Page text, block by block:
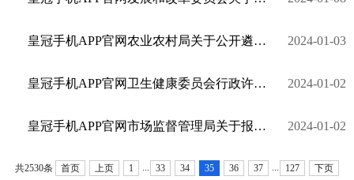
皇冠手机APP官网农业农村局关于公开遴选农业保险招标代理服务机构的公告 2024-01-03
皇冠手机APP官网卫生健康委员会行政许可公示信息 （12月） 2024-01-02
皇冠手机APP官网市场监督管理局关于报送2023年市场主体年度报告的通告 2024-01-02
共2530条 首页 上页 1 33 34 35 36 37 127 下页